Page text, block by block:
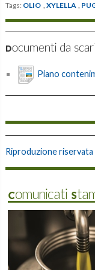
Tags: OLIO , XYLELLA ,
Documenti da
Piano
Riproduzione
Comunicati